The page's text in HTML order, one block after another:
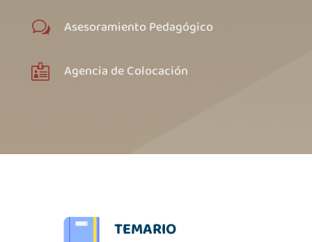
w Asesoramiento Pedagógico
 Agencia de Colocación
TEMARIO